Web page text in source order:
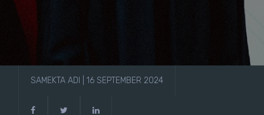
SAMEKTA ADI | 16 SEPTEMBER 2024